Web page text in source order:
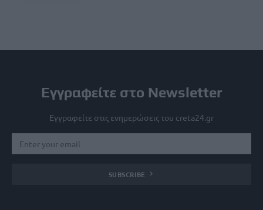
Εγγραφείτε στο Newsletter
Εγγραφείτε στις ενημερώσεις του creta24.gr
SUBSCRIBE